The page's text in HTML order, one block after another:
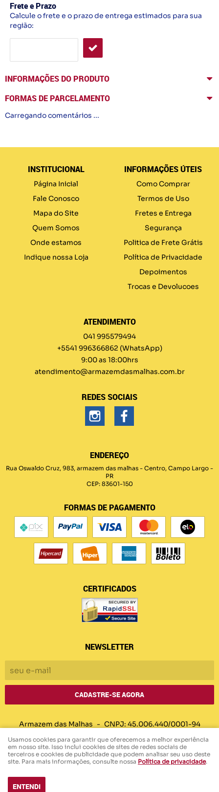
Frete e Prazo
Calcule o frete e o prazo de entrega estimados para sua
região:
INFORMAÇÕES DO PRODUTO
FORMAS DE PARCELAMENTO
Carregando comentários ...
INSTITUCIONAL
Página Inicial
Fale Conosco
Mapa do Site
Quem Somos
Onde estamos
Indique nossa Loja
INFORMAÇÕES ÚTEIS
Como Comprar
Termos de Uso
Fretes e Entrega
Segurança
Politica de Frete Grátis
Política de Privacidade
Depoimentos
Trocas e Devolucoes
ATENDIMENTO
041 995579494
+5541 996366862 (WhatsApp)
9:00 as 18:00hrs
atendimento@armazemdasmalhas.com.br
REDES SOCIAIS
ENDEREÇO
Rua Oswaldo Cruz, 983, armazem das malhas - Centro, Campo Largo -
PR
CEP: 83601-150
FORMAS DE PAGAMENTO
CERTIFICADOS
NEWSLETTER
CADASTRE-SE AGORA
Armazem das Malhas CNPJ: 45.006.440/0001-94
LOJA VIRTUAL CRIADA POR
Usamos cookies para garantir que oferecemos a melhor experiência
em nosso site. Isso inclui cookies de sites de redes sociais de
terceiros e cookies de publicidade que podem analisar seu uso deste
site. Para mais informações, consulte nossa Política de privacidade.
ENTENDI